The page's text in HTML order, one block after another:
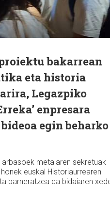
bakarrean
eta historia
Legazpiko
enpresara
egin beharko
metalaren sekretuak
euskal Historiaurrearen
barneratzea da bidaiaren